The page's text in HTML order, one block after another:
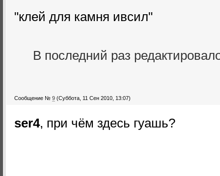
"клей для камня ивсил"
В последний раз
Сообщение № 9 (Суббота, 11 Сен 2010, 13:07)
ser4, при чём здесь гуашь?